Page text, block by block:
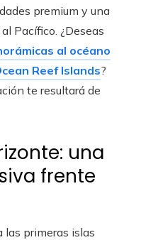
premium y una
Pacífico. ¿Deseas
al océano
Reef Islands?
te resultará de
una
frente
las primeras islas